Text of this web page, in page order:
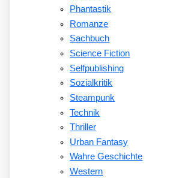
Phantastik
Romanze
Sachbuch
Science Fiction
Selfpublishing
Sozialkritik
Steampunk
Technik
Thriller
Urban Fantasy
Wahre Geschichte
Western